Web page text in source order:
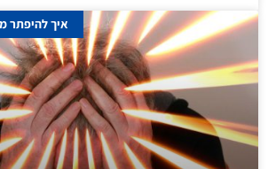
איך להיפתר